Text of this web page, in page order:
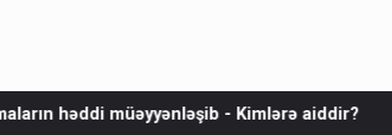
- Kimlərə aiddir? Erməni deputat: